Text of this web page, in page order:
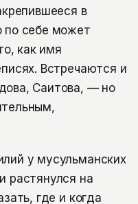
в
по себе может
как имя
Встречаются и
Саитова, — но
у мусульманских
растянулся на
где и когда